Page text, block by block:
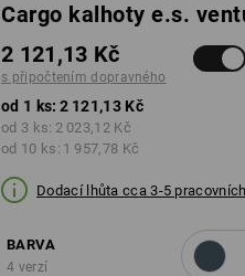
Cargo kalhoty e.s.
2 121,13 Kč
s připočtením dopravného
od 1 ks: 2 121,13 Kč
od 3 ks: 2 023,12 Kč
od 10 ks: 1 957,78 Kč
Dodací lhůta cca 3-5
BARVA
4 verzí